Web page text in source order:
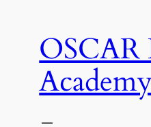
OSCAR